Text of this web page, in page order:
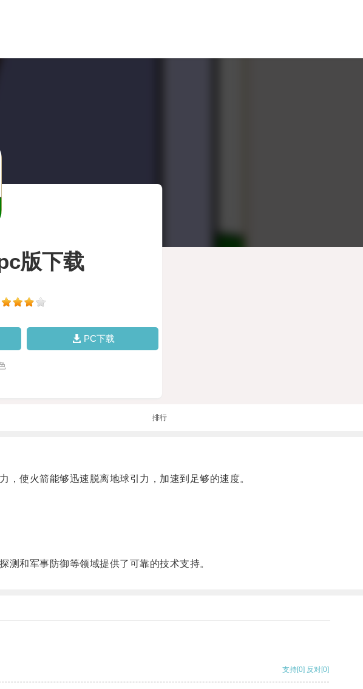
版下载
PC下载
排行
使火箭能够迅速脱离地球引力，加速到足够的速度。
和军事防御等领域提供了可靠的技术支持。
支持[0] 反对[0]